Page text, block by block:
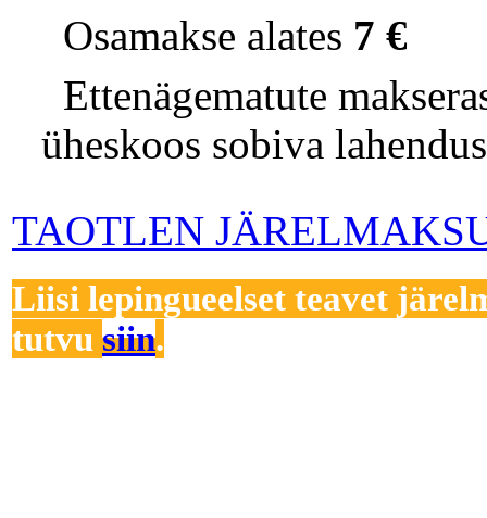
Osamakse alates 7 €
Ettenägematute
üheskoos sobiva
TAOTLEN
Liisi lepingueelset teavet
tutvu siin.